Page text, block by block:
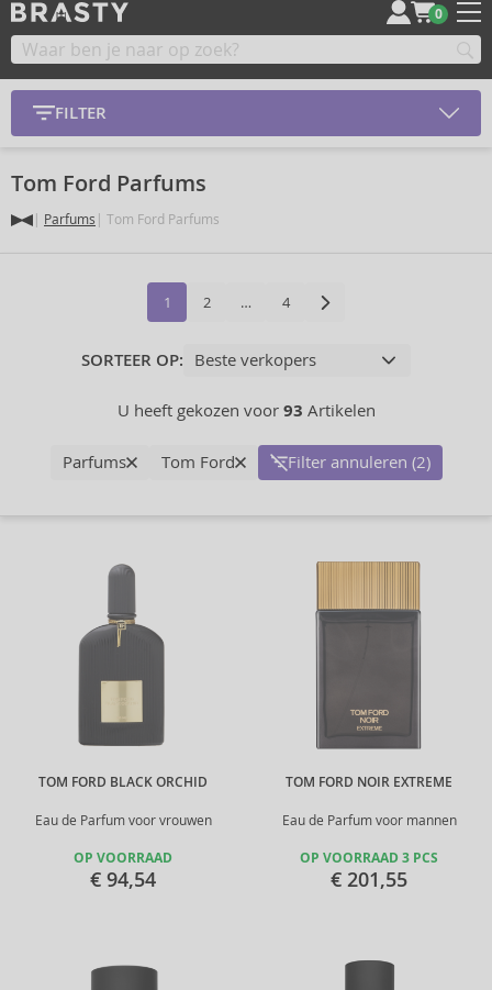
0
FILTER
Tom Ford Parfums
Parfums Tom Ford Parfums
1 2 … 4
SORTEER OP:
U heeft gekozen voor 93 Artikelen
Parfums Tom Ford Filter annuleren (2)
TOM FORD BLACK ORCHID
Eau de Parfum voor vrouwen
OP VOORRAAD
€ 94,54
TOM FORD NOIR EXTREME
Eau de Parfum voor mannen
OP VOORRAAD 3 PCS
€ 201,55